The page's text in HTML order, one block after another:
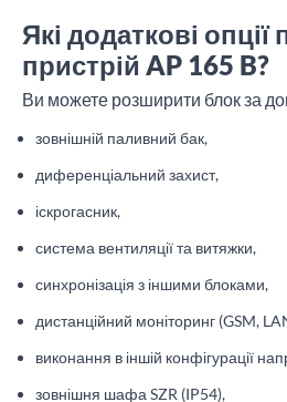
Які додаткові
пристрій AP 165 B?
Ви можете розширити блок за
зовнішній паливний бак,
диференціальний захист,
іскрогасник,
система вентиляції та витяжки,
синхронізація з іншими блоками,
дистанційний моніторинг (GSM,
виконання в іншій конфігурації
зовнішня шафа SZR (IP54),